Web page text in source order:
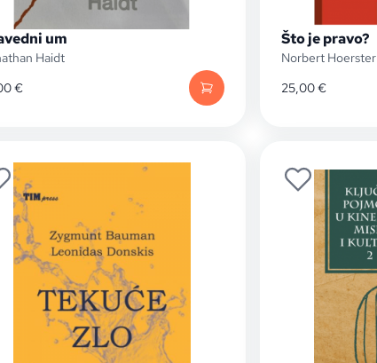
um
Haidt
€
Što je pravo?
Norbert Hoerster
25,00€